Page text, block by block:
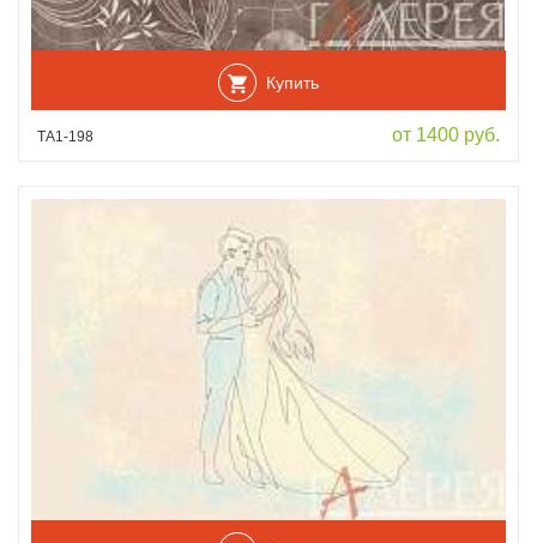
Купить
ТА1-198 от 1400 руб.